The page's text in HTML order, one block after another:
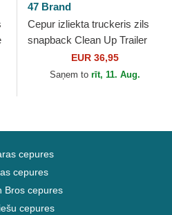
47 Brand
Cepur izliekta truckeris zils
snapback Clean Up Trailer
Script Mesh no Los Angeles
Dodgers MLB no...
EUR 36,95
Saņem to rīt, 11. Aug.
cepures
cepures
Bros cepures
cepures